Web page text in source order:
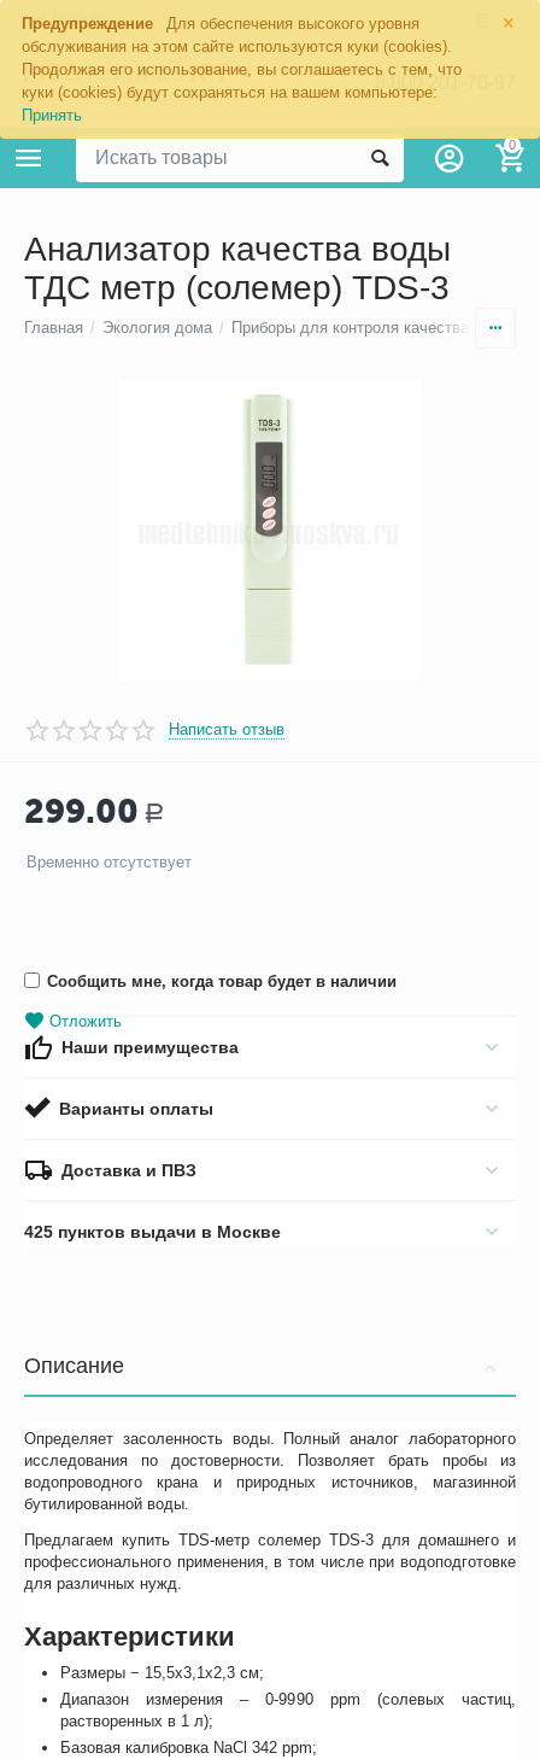
×
Предупреждение
Для обеспечения высокого уровня
обслуживания на этом сайте используются куки (cookies).
Продолжая его использование, вы соглашаетесь с тем, что
куки (cookies) будут сохраняться на вашем компьютере:
Принять
Москва
8 800 201-70-97
0
Анализатор качества воды
ТДС метр (солемер) TDS-3
Главная / Экология дома / Приборы для контроля качества воды
Написать отзыв
299.00 Р
Временно отсутствует
Сообщить мне, когда товар будет в наличии
Отложить
Наши преимущества
Варианты оплаты
Доставка и ПВЗ
425 пунктов выдачи в Москве
Описание
Определяет засоленность воды. Полный аналог лабораторного
исследования по достоверности. Позволяет брать пробы из
водопроводного крана и природных источников, магазинной
бутилированной воды.
Предлагаем купить TDS-метр солемер TDS-3 для домашнего и
профессионального применения, в том числе при водоподготовке
для различных нужд.
Характеристики
Размеры − 15,5х3,1х2,3 см;
Диапазон измерения – 0-9990 ppm (солевых частиц,
растворенных в 1 л);
Базовая калибровка NaCl 342 ppm;